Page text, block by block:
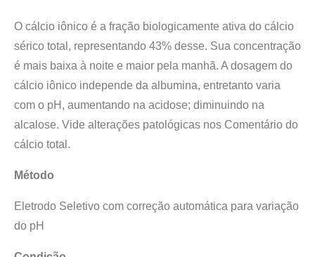
O cálcio iônico é a fração biologicamente ativa do cálcio
sérico total, representando 43% desse. Sua concentração
é mais baixa à noite e maior pela manhã. A dosagem do
cálcio iônico independe da albumina, entretanto varia
com o pH, aumentando na acidose; diminuindo na
alcalose. Vide alterações patológicas nos Comentário do
cálcio total.
Método
Eletrodo Seletivo com correção automática para variação
do pH